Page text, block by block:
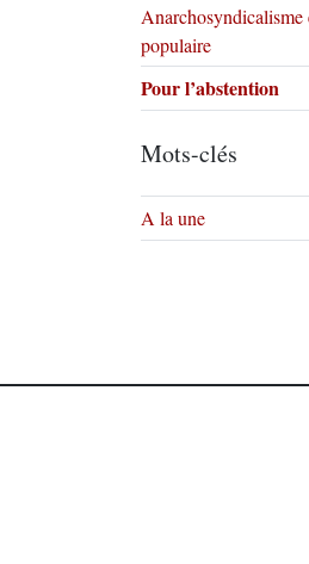
Anarchosyndicalisme
populaire
Pour l’abstention
Mots-clés
A la une